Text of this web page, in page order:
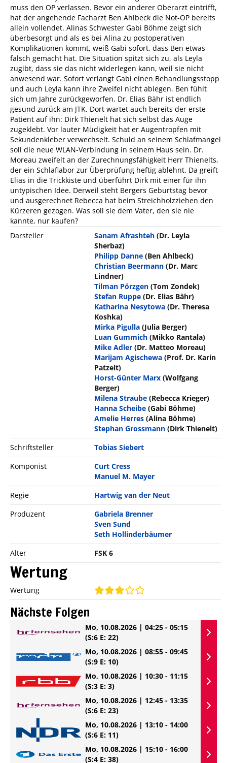
muss den OP verlassen. Bevor ein anderer Oberarzt eintrifft,
hat der angehende Facharzt Ben Ahlbeck die Not-OP bereits
allein vollendet. Alinas Schwester Gabi Böhme zeigt sich
überbesorgt und als es bei Alina zu postoperativen
Komplikationen kommt, weiß Gabi sofort, dass Ben etwas
falsch gemacht hat. Die Situation spitzt sich zu, als Leyla
zugibt, dass sie das nicht widerlegen kann, weil sie nicht
anwesend war. Sofort verlangt Gabi einen Behandlungsstopp
und auch Leyla kann ihre Zweifel nicht ablegen. Ben fühlt
sich um Jahre zurückgeworfen. Dr. Elias Bähr ist endlich
gesund zurück am JTK. Dort wartet auch bereits der erste
Patient auf ihn: Dirk Thienelt hat sich selbst das Auge
zugeklebt. Vor lauter Müdigkeit hat er Augentropfen mit
Sekundenkleber verwechselt. Schuld an seinem Schlafmangel
soll die neue WLAN-Verbindung in seinem Haus sein. Dr.
Moreau zweifelt an der Zurechnungsfähigkeit Herr Thienelts,
der ein Schlaflabor zur Überprüfung heftig ablehnt. Da greift
Elias in die Trickkiste und überführt Dirk mit einer für ihn
untypischen Idee. Derweil steht Bergers Geburtstag bevor
und ausgerechnet Rebecca hat beim Streichholzziehen den
Kürzeren gezogen. Was soll sie dem Vater, den sie nie
kannte, nur kaufen?
Darsteller
Sanam Afrashteh (Dr. Leyla
Sherbaz)
Philipp Danne (Ben Ahlbeck)
Christian Beermann (Dr. Marc
Lindner)
Tilman Pörzgen (Tom Zondek)
Stefan Ruppe (Dr. Elias Bähr)
Katharina Nesytowa (Dr. Theresa
Koshka)
Mirka Pigulla (Julia Berger)
Luan Gummich (Mikko Rantala)
Mike Adler (Dr. Matteo Moreau)
Marijam Agischewa (Prof. Dr. Karin
Patzelt)
Horst-Günter Marx (Wolfgang
Berger)
Milena Straube (Rebecca Krieger)
Hanna Scheibe (Gabi Böhme)
Amelie Herres (Alina Böhme)
Stephan Grossmann (Dirk Thienelt)
Schriftsteller
Tobias Siebert
Komponist
Curt Cress
Manuel M. Mayer
Regie
Hartwig van der Neut
Produzent
Gabriela Brenner
Sven Sund
Seth Hollinderbäumer
Alter
FSK 6
Wertung
Wertung
Nächste Folgen
Mo, 10.08.2026 | 04:25 - 05:15
(S:6 E: 22)
Mo, 10.08.2026 | 08:55 - 09:45
(S:9 E: 10)
Mo, 10.08.2026 | 10:30 - 11:15
(S:3 E: 3)
Mo, 10.08.2026 | 12:45 - 13:35
(S:6 E: 23)
Mo, 10.08.2026 | 13:10 - 14:00
(S:6 E: 11)
Mo, 10.08.2026 | 15:10 - 16:00
(S:4 E: 38)